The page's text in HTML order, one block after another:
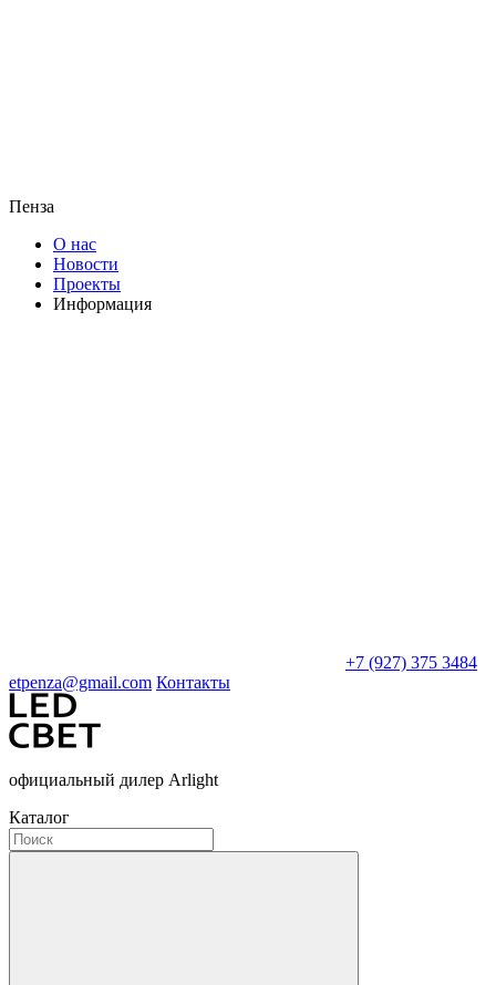
Пенза
О нас
Новости
Проекты
Информация
+7 (927) 375 3484
etpenza@gmail.com Контакты
официальный дилер Arlight
Каталог